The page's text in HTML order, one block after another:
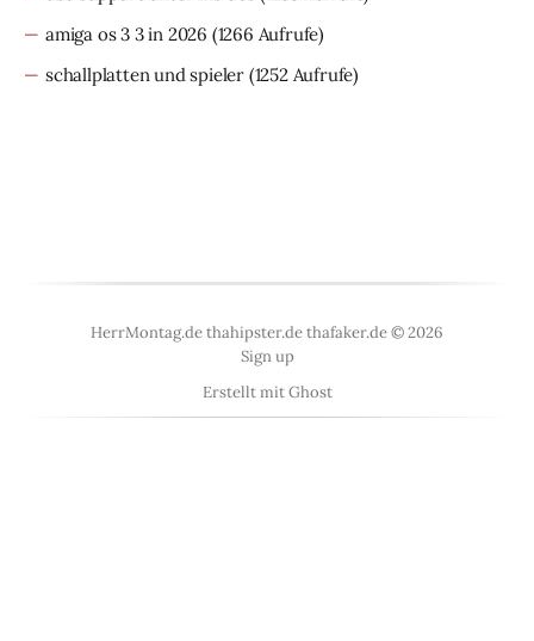
amiga os 3 3 in 2026 (1266 Aufrufe)
schallplatten und spieler (1252 Aufrufe)
HerrMontag.de thahipster.de thafaker.de © 2026
Sign up
Erstellt mitGhost